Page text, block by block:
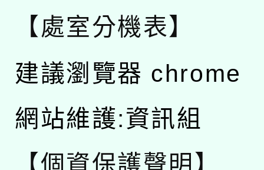
【處室分機表】
建議瀏覽器 chrome
網站維護:資訊組
【個資保護聲明】